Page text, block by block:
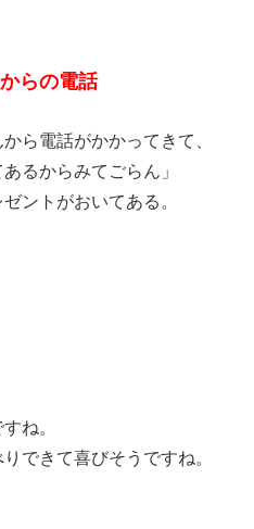
らの電話
ら電話がかかってきて、
るからみてごらん」
ントがおいてある。
ね。
できて喜びそうですね。